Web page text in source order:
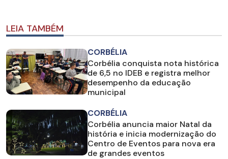
LEIA TAMBÉM
CORBÉLIA
Corbélia conquista nota histórica
de 6,5 no IDEB e registra melhor
desempenho da educação
municipal
CORBÉLIA
Corbélia anuncia maior Natal da
história e inicia modernização do
Centro de Eventos para nova era
de grandes eventos